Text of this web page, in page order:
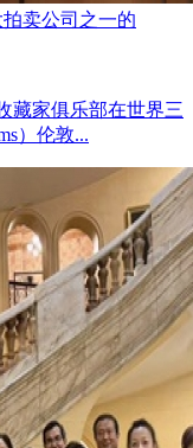
卖公司之一的
藏家俱乐部在世界三
）伦敦...